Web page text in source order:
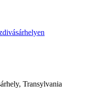
Transylvania